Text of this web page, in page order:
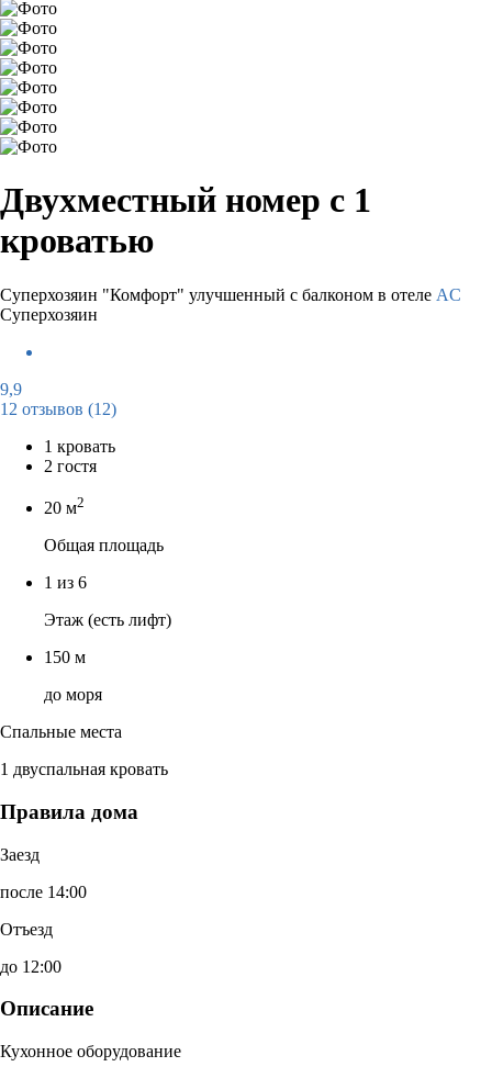
Двухместный номер с 1
кроватью
Суперхозяин "Комфорт" улучшенный с балконом в отеле AC
Суперхозяин
9,9
12 отзывов (12)
1 кровать
2 гостя
20 м2
Общая площадь
1 из 6
Этаж (есть лифт)
150 м
до моря
Спальные места
1 двуспальная кровать
Правила дома
Заезд
после 14:00
Отъезд
до 12:00
Описание
Кухонное оборудование